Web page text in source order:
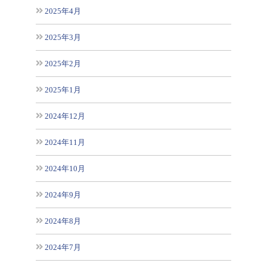
2025年4月
2025年3月
2025年2月
2025年1月
2024年12月
2024年11月
2024年10月
2024年9月
2024年8月
2024年7月